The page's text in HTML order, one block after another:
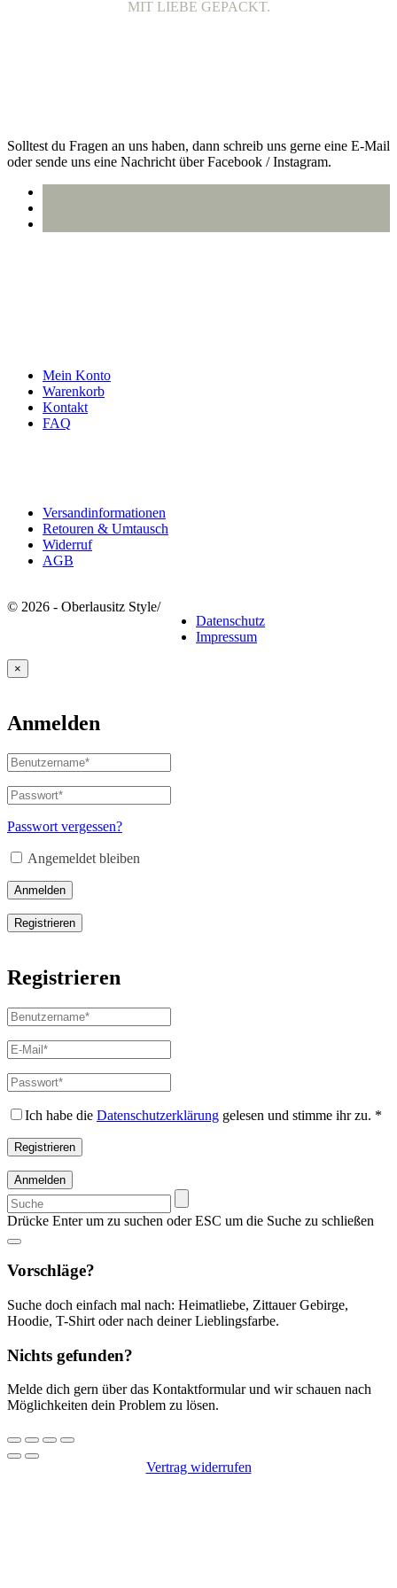
MIT LIEBE GEPACKT.
Solltest du Fragen an uns haben, dann schreib uns gerne eine E-Mail
oder sende uns eine Nachricht über Facebook / Instagram.
Mein Konto
Warenkorb
Kontakt
FAQ
Versandinformationen
Retouren & Umtausch
Widerruf
AGB
© 2026 - Oberlausitz Style/
Datenschutz
Impressum
×
Anmelden
Benutzername
oder
E-
Mail-
Adresse*
Passwort*
Erforderlich
Passwort vergessen?
Angemeldet bleiben
Anmelden
Registrieren
Registrieren
Benutzername
Erforderlich
E-
Mail-
Adresse*
Erforderlich
Passwort*
Erforderlich
Ich habe die Datenschutzerklärung gelesen und stimme ihr zu. *
Registrieren
Anmelden
Suchen
nach:
Drücke Enter um zu suchen oder ESC um die Suche zu schließen
Vorschläge?
Suche doch einfach mal nach: Heimatliebe, Zittauer Gebirge,
Hoodie, T-Shirt oder nach deiner Lieblingsfarbe.
Nichts gefunden?
Melde dich gern über das Kontaktformular und wir schauen nach
Möglichkeiten dein Problem zu lösen.
Vertrag widerrufen